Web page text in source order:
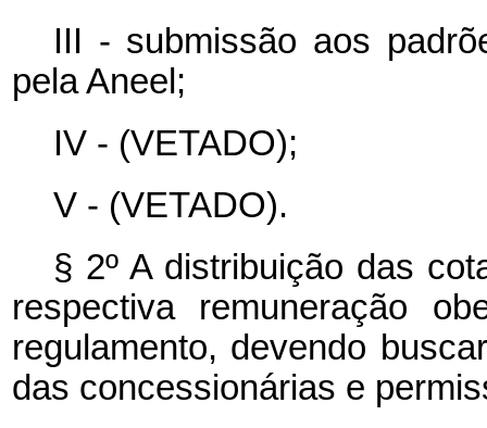
III - submissão aos
pela Aneel;
IV - (VETADO);
V - (VETADO).
§ 2º A distribuição das
respectiva remuneração
regulamento, devendo
das concessionárias e